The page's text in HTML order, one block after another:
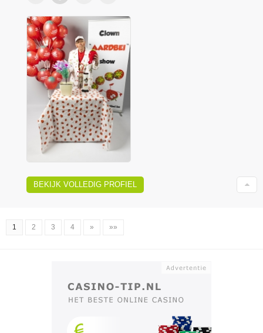
BEKIJK VOLLEDIG PROFIEL
1 2 3 4 » »»